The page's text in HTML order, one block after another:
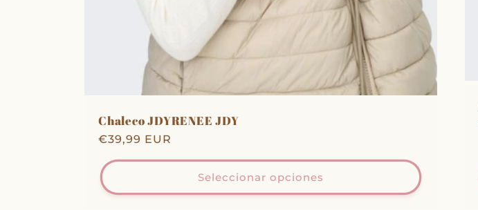
Chaleco JDYRENEE JDY
Precio
habitual
€39,99 EUR
Seleccionar opciones